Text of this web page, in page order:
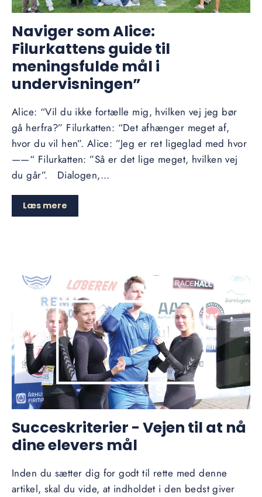
Naviger som Alice:
Filurkattens guide til
meningsfulde mål i
undervisningen”
Alice: “Vil du ikke fortælle mig, hvilken vej jeg bør
gå herfra?” Filurkatten: “Det afhænger meget af,
hvor du vil hen”. Alice: ”Jeg er ret ligeglad med hvor
——“ Filurkatten: ”Så er det lige meget, hvilken vej
du går”. Dialogen,...
Læs mere
Succeskriterier - Vejen til at nå
dine elevers mål
Inden du sætter dig for godt til rette med denne
artikel, skal du vide, at indholdet i den bedst giver